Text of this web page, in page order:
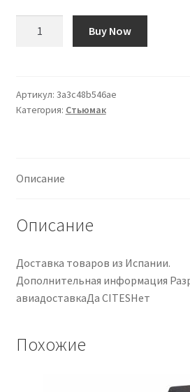
Binding
de
Buy Now
Артикул: 3a3c48b546ae
Категория: Стьюмак
Описание
Описание
Доставка товаров из Испании.
Дополнительная информация
авиадоставкаДа CITESНет
Похожие